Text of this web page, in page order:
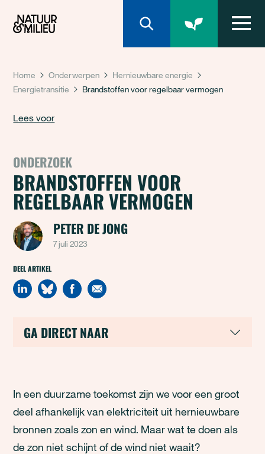
Home Onderwerpen
Hernieuwbare energie
Energietransitie
Brandstoffen voor regelbaar vermogen
Lees voor
ONDERZOEK
BRANDSTOFFEN VOOR
REGELBAAR VERMOGEN
PETER DE JONG
7 juli 2023
DEEL ARTIKEL
GA DIRECT NAAR
In een duurzame toekomst zijn we voor een groot
deel afhankelijk van elektriciteit uit hernieuwbare
bronnen zoals zon en wind. Maar wat te doen als
de zon niet schijnt of de wind niet waait?